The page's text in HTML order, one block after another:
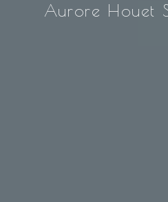
Aurore Houet